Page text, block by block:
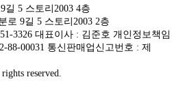
길 5 스토리2003 4층
로 9길 5 스토리2003 2층
3326 대표이사 : 김준호 개인정보책임
88-00031 통신판매업신고번호 : 제
reserved.